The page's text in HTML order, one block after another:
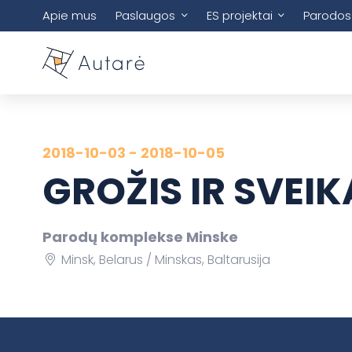
Apie mus Paslaugos ES projektai Parodos
2018-10-03 - 2018-10-05
GROŽIS IR
Parodų komplekse Minske
Minsk, Belarus Minskas, Baltarusija